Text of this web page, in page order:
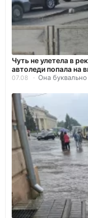
Чуть не улетела в
автоледи попала на
07.08 Она